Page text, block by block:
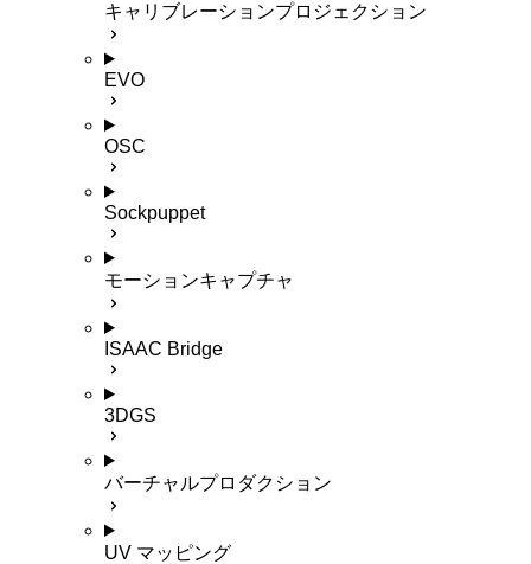
キャリブレーションプロジェクション
EVO
OSC
Sockpuppet
モーションキャプチャ
ISAAC Bridge
3DGS
バーチャルプロダクション
UV マッピング